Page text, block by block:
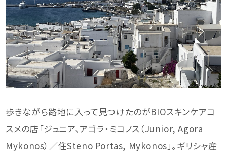
歩きながら路地に入って見つけたのがBIOスキンケアコ
スメの店「ジュニア、アゴラ・ミコノス（Junior, Agora
Mykonos）／住Steno Portas, Mykonos」。ギリシャ産